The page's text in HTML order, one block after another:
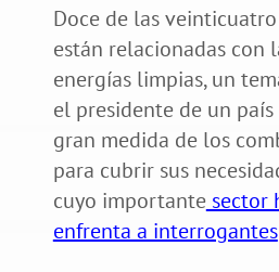
Doce de las
están relacionadas con
energías limpias, un
el presidente de un
gran medida de los
para cubrir sus
cuyo importantesector
enfrenta a interrogantes